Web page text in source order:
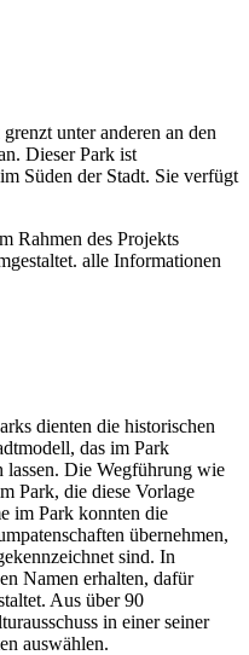
unter anderen an den
Dieser Park ist
Süden der Stadt. Sie verfügt
Rahmen des Projekts
alle Informationen
dienten die historischen
das im Park
lassen. Die Wegführung wie
Park, die diese Vorlage
im Park konnten die
übernehmen,
sind. In
Namen erhalten, dafür
Aus über 90
in einer seiner
auswählen.